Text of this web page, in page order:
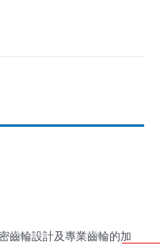
齒輪設計及專業齒輪的加